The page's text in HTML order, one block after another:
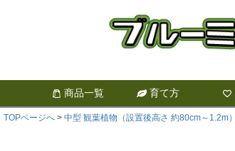
商品一覧 育て方
TOPページへ 中型 観葉植物（設置後高さ 約80cm～1.2m）